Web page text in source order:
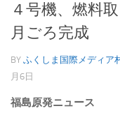
４号機、燃料
月ごろ完成
BY ふくしま国際メディア
月6日
福島原発ニュース